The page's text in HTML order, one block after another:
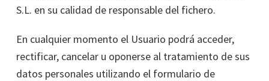
S.L. en su calidad de responsable del fichero.
En cualquier momento el Usuario podrá acceder,
rectificar, cancelar u oponerse al tratamiento de sus
datos personales utilizando el formulario de